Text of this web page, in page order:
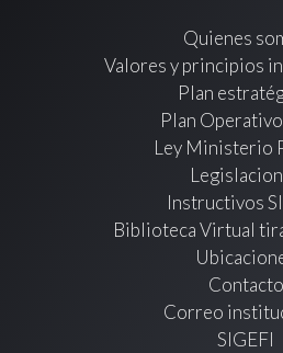
Quienes
Valores y principios
Plan
Plan
Ley Ministerio
Instructivos
Biblioteca Virtual
Contacto
Correo
SIGEFI